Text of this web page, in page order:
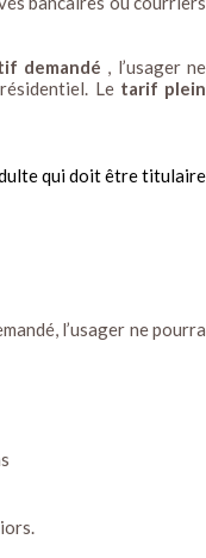
demandé
, l’usager ne
Le tarif plein
qui doit être titulaire
l’usager ne pourra